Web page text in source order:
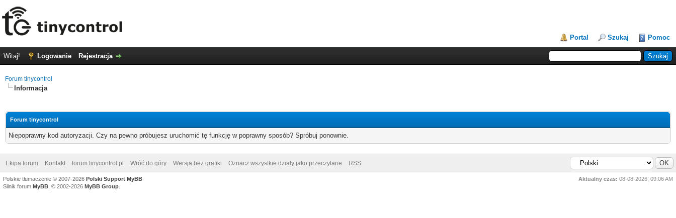
Portal Szukaj Pomoc
Witaj! Logowanie Rejestracja
Forum tinycontrol
Informacja
Forum tinycontrol
Niepoprawny kod autoryzacji. Czy na pewno próbujesz uruchomić tę funkcję w poprawny sposób? Spróbuj ponownie.
Ekipa forum Kontakt forum.tinycontrol.pl Wróć do góry Wersja bez grafiki Oznacz wszystkie działy jako przeczytane RSS
Aktualny czas: 08-08-2026, 09:06 AM
Polskie tłumaczenie © 2007-2026 Polski Support MyBB
Silnik forum MyBB , © 2002-2026 MyBB Group